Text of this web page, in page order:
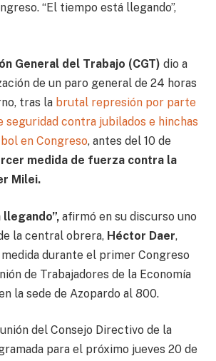
“El tiempo está llegando”,
General del Trabajo (CGT) dio a
de un paro general de 24 horas
tras la brutal represión por parte
seguridad contra jubilados e hinchas
en Congreso, antes del 10 de
medida de fuerza contra la
Milei.
afirmó en su discurso uno
la central obrera, Héctor Daer,
durante el primer Congreso
de Trabajadores de la Economía
la sede de Azopardo al 800.
del Consejo Directivo de la
para el próximo jueves 20 de